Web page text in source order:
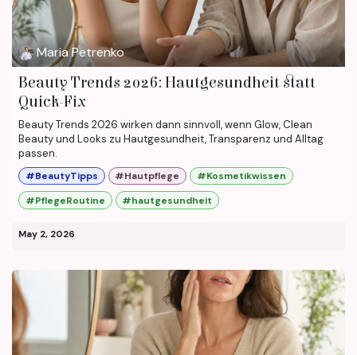
Maria Petrenko
Beauty Trends 2026: Hautgesundheit statt
Quick-Fix
Beauty Trends 2026 wirken dann sinnvoll, wenn Glow, Clean
Beauty und Looks zu Hautgesundheit, Transparenz und Alltag
passen.
#BeautyTipps #Hautpflege
#Kosmetikwissen
#PflegeRoutine
#hautgesundheit
May 2, 2026